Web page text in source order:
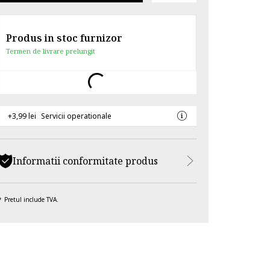
Produs in stoc furnizor
Termen de livrare prelungit
+3,99 lei Servicii operationale
Informatii conformitate produs
Pretul include TVA.